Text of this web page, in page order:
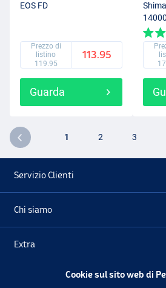
EOS FD
Prezzo di
listino
119.95
113.95
Guarda
1 2 3
Servizio Clienti
Chi siamo
Extra
Cookie sul sito web di